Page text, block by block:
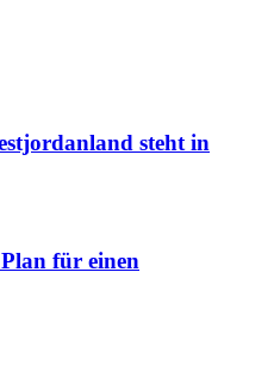
steht in
für einen